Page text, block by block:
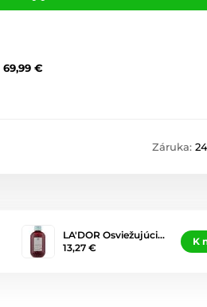
69,99 €
Záruka:
LA'DOR Osviežujúci…
13,27 €
K